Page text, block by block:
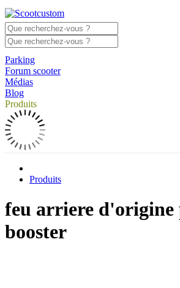
Parking
Forum scooter
Médias
Blog
Produits
Produits
feu arriere d'origine
booster